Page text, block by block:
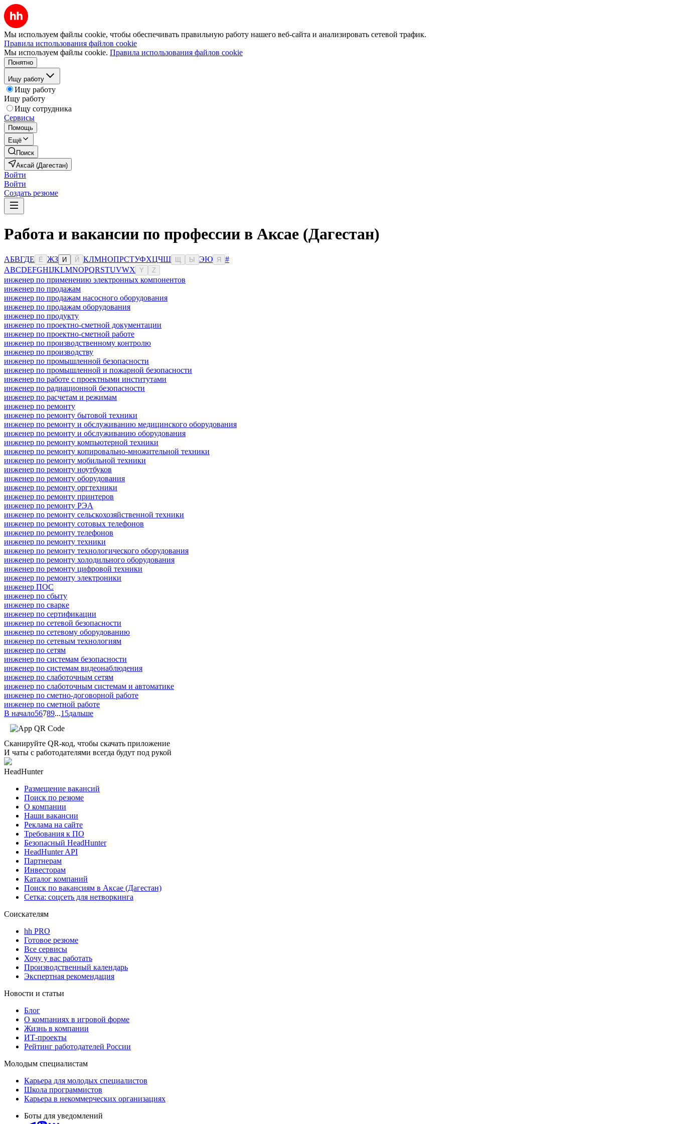
Мы используем файлы cookie, чтобы обеспечивать правильную работу нашего веб-сайта и анализировать сетевой трафик.
Правила использования файлов cookie
Мы используем файлы cookie. Правила использования файлов cookie
Понятно
Ищу работу
Ищу работу
Ищу работу
Ищу сотрудника
Сервисы
Помощь
Ещё
Поиск
Аксай (Дагестан)
Войти
Войти
Создать резюме
Работа и вакансии по профессии в Аксае (Дагестан)
АБВГДЕ Ё ЖЗ И Й КЛМНОПРСТУФХЦЧШ Ы ЭЮ Я
#
ABCDEFGHIJKLMNOPQRSTUVWX Y Z
инженер по применению электронных компонентов
инженер по продажам
инженер по продажам насосного оборудования
инженер по продажам оборудования
инженер по продукту
инженер по проектно-сметной документации
инженер по проектно-сметной работе
инженер по производственному контролю
инженер по производству
инженер по промышленной безопасности
инженер по промышленной и пожарной безопасности
инженер по работе с проектными институтами
инженер по радиационной безопасности
инженер по расчетам и режимам
инженер по ремонту
инженер по ремонту бытовой техники
инженер по ремонту и обслуживанию медицинского оборудования
инженер по ремонту и обслуживанию оборудования
инженер по ремонту компьютерной техники
инженер по ремонту копировально-множительной техники
инженер по ремонту мобильной техники
инженер по ремонту ноутбуков
инженер по ремонту оборудования
инженер по ремонту оргтехники
инженер по ремонту принтеров
инженер по ремонту РЭА
инженер по ремонту сельскохозяйственной техники
инженер по ремонту сотовых телефонов
инженер по ремонту телефонов
инженер по ремонту техники
инженер по ремонту технологического оборудования
инженер по ремонту холодильного оборудования
инженер по ремонту цифровой техники
инженер по ремонту электроники
инженер ПОС
инженер по сбыту
инженер по сварке
инженер по сертификации
инженер по сетевой безопасности
инженер по сетевому оборудованию
инженер по сетевым технологиям
инженер по сетям
инженер по системам безопасности
инженер по системам видеонаблюдения
инженер по слаботочным сетям
инженер по слаботочным системам и автоматике
инженер по сметно-договорной работе
инженер по сметной работе
В начало56789...15дальше
Сканируйте QR-код, чтобы скачать приложение
И чаты с работодателями всегда будут под рукой
HeadHunter
Размещение вакансий
Поиск по резюме
О компании
Наши вакансии
Реклама на сайте
Требования к ПО
Безопасный HeadHunter
HeadHunter API
Партнерам
Инвесторам
Каталог компаний
Поиск по вакансиям в Аксае (Дагестан)
Сетка: соцсеть для нетворкинга
Соискателям
hh PRO
Готовое резюме
Все сервисы
Хочу у вас работать
Производственный календарь
Экспертная рекомендация
Новости и статьи
Блог
О компаниях в игровой форме
Жизнь в компании
ИТ-проекты
Рейтинг работодателей России
Молодым специалистам
Карьера для молодых специалистов
Школа программистов
Карьера в некоммерческих организациях
Боты для уведомлений